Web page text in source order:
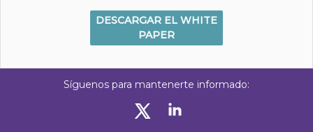
DESCARGAR EL WHITE
PAPER
Síguenos para mantenerte informado: